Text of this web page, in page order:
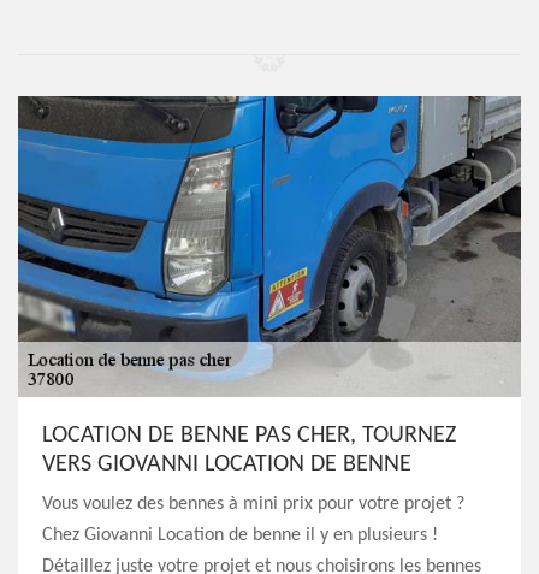
LOCATION DE BENNE PAS CHER, TOURNEZ
VERS GIOVANNI LOCATION DE BENNE
Vous voulez des bennes à mini prix pour votre projet ?
Chez Giovanni Location de benne il y en plusieurs !
Détaillez juste votre projet et nous choisirons les bennes